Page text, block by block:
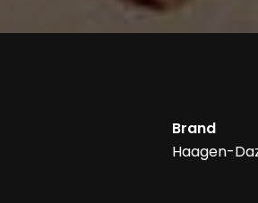
Brand
Haagen-